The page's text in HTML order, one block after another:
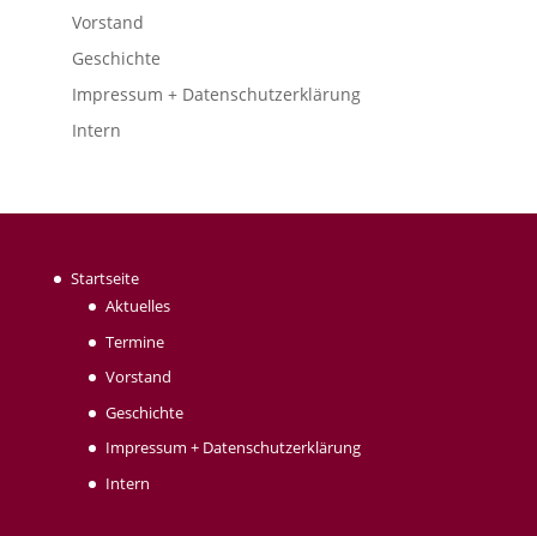
Vorstand
Geschichte
Impressum + Datenschutzerklärung
Intern
Startseite
Aktuelles
Termine
Vorstand
Geschichte
Impressum + Datenschutzerklärung
Intern